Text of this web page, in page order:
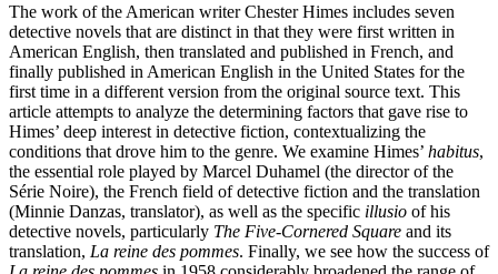
The work of the American writer Chester Himes includes seven
detective novels that are distinct in that they were first written in
American English, then translated and published in French, and
finally published in American English in the United States for the
first time in a different version from the original source text. This
article attempts to analyze the determining factors that gave rise to
Himes’ deep interest in detective fiction, contextualizing the
conditions that drove him to the genre. We examine Himes’ habitus,
the essential role played by Marcel Duhamel (the director of the
Série Noire), the French field of detective fiction and the translation
(Minnie Danzas, translator), as well as the specific illusio of his
detective novels, particularly The Five-Cornered Square and its
translation, La reine des pommes. Finally, we see how the success of